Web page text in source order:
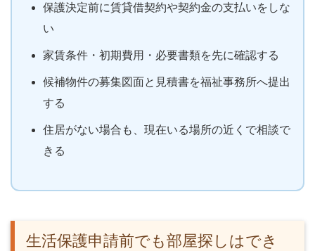
保護決定前に賃貸借契約や契約金の支払いをしな
い
家賃条件・初期費用・必要書類を先に確認する
候補物件の募集図面と見積書を福祉事務所へ提出
する
住居がない場合も、現在いる場所の近くで相談で
きる
生活保護申請前でも部屋探しはでき